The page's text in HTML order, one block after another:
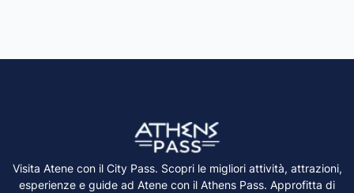
Visita Atene con il City Pass. Scopri le migliori attività, attrazioni,
esperienze e guide ad Atene con il Athens Pass. Approfitta di